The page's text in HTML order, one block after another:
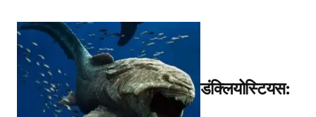
डंक्लियोस्टियस: